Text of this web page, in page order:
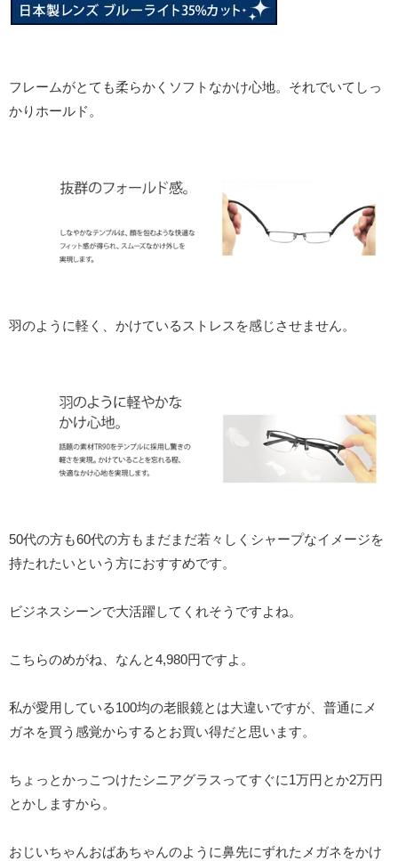
フレームがとても柔らかくソフトなかけ心地。それでいてしっ
かりホールド。
羽のように軽く、かけているストレスを感じさせません。
50代の方も60代の方もまだまだ若々しくシャープなイメージを
持たれたいという方におすすめです。
ビジネスシーンで大活躍してくれそうですよね。
こちらのめがね、なんと4,980円ですよ。
私が愛用している100均の老眼鏡とは大違いですが、普通にメ
ガネを買う感覚からするとお買い得だと思います。
ちょっとかっこつけたシニアグラスってすぐに1万円とか2万円
とかしますから。
おじいちゃんおばあちゃんのように鼻先にずれたメガネをかけ